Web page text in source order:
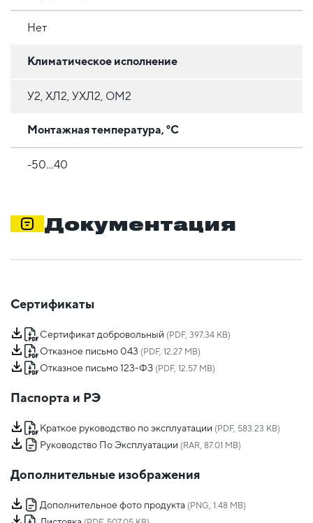
Нет
Климатическое исполнение
У2, ХЛ2, УХЛ2, ОМ2
Монтажная температура, °C
-50...40
Документация
Сертификаты
Сертификат добровольный (PDF, 397.34 KB)
Отказное письмо 043 (PDF, 12.27 MB)
Отказное письмо 123-ФЗ (PDF, 12.57 MB)
Паспорта и РЭ
Краткое руководство по эксплуатации (PDF, 583.23 KB)
Руководство По Эксплуатации (RAR, 87.01 MB)
Дополнительные изображения
Дополнительное фото продукта (PNG, 1.48 MB)